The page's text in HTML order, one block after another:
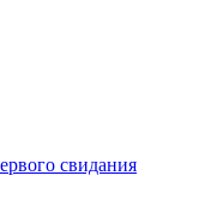
свидания